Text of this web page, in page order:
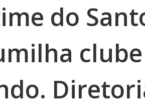
do